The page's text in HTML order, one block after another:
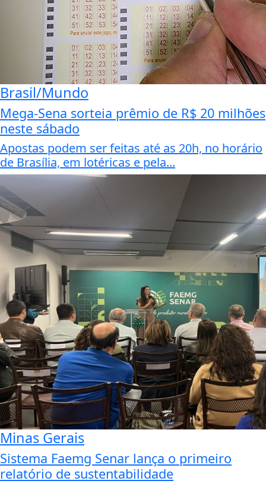
Brasil/Mundo
Mega-Sena sorteia prêmio de R$ 20 milhões
neste sábado
Apostas podem ser feitas até as 20h, no horário
de Brasília, em lotéricas e pela...
Minas Gerais
Sistema Faemg Senar lança o primeiro
relatório de sustentabilidade